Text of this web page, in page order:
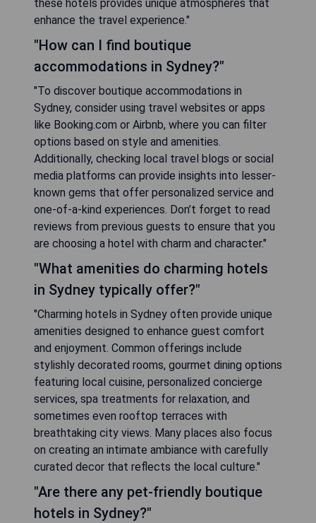
these hotels provides unique atmospheres that
enhance the travel experience."
"How can I find boutique
accommodations in Sydney?"
"To discover boutique accommodations in
Sydney, consider using travel websites or apps
like Booking.com or Airbnb, where you can filter
options based on style and amenities.
Additionally, checking local travel blogs or social
media platforms can provide insights into lesser-
known gems that offer personalized service and
one-of-a-kind experiences. Don’t forget to read
reviews from previous guests to ensure that you
are choosing a hotel with charm and character."
"What amenities do charming hotels
in Sydney typically offer?"
"Charming hotels in Sydney often provide unique
amenities designed to enhance guest comfort
and enjoyment. Common offerings include
stylishly decorated rooms, gourmet dining options
featuring local cuisine, personalized concierge
services, spa treatments for relaxation, and
sometimes even rooftop terraces with
breathtaking city views. Many places also focus
on creating an intimate ambiance with carefully
curated decor that reflects the local culture."
"Are there any pet-friendly boutique
hotels in Sydney?"